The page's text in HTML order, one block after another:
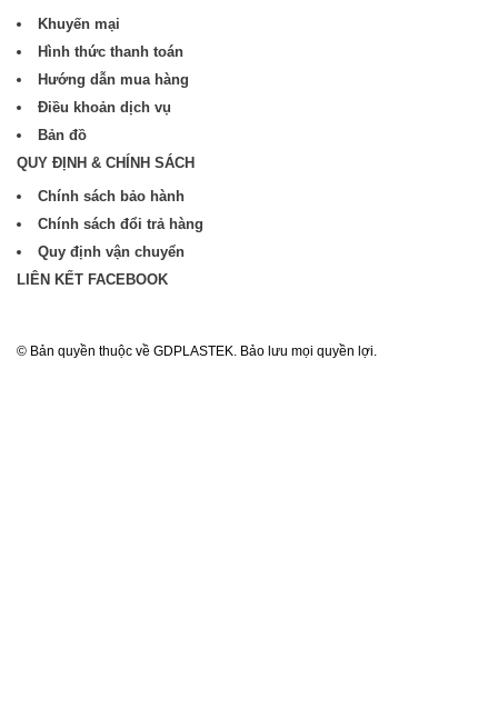
Khuyến mại
Hình thức thanh toán
Hướng dẫn mua hàng
Điều khoản dịch vụ
Bản đồ
QUY ĐỊNH & CHÍNH SÁCH
Chính sách bảo hành
Chính sách đổi trả hàng
Quy định vận chuyển
LIÊN KẾT FACEBOOK
© Bản quyền thuộc về GDPLASTEK. Bảo lưu mọi quyền lợi.